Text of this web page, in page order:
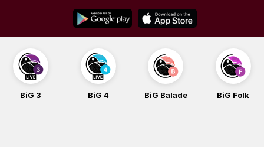
content
BiG 3 BiG 4 BiG Balade BiG Folk